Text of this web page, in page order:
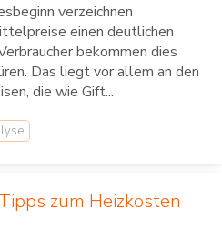
verzeichnen
einen deutlichen
bekommen dies
Das liegt vor allem an den
die wie Gift...
zum Heizkosten